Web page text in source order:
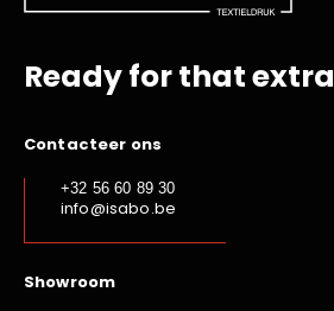
Ready for that extra
Contacteer ons
+32 56 60 89 30
info@isabo.be
Showroom